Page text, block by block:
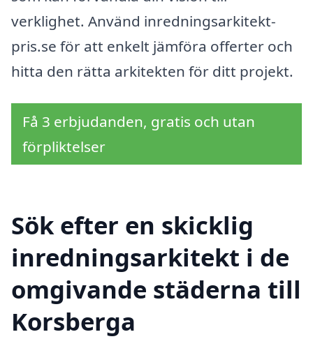
verklighet. Använd inredningsarkitekt-
pris.se för att enkelt jämföra offerter och
hitta den rätta arkitekten för ditt projekt.
Få 3 erbjudanden, gratis och utan
förpliktelser
Sök efter en skicklig
inredningsarkitekt i de
omgivande städerna till
Korsberga